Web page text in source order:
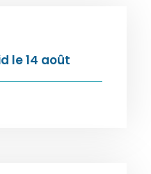
le 14 août